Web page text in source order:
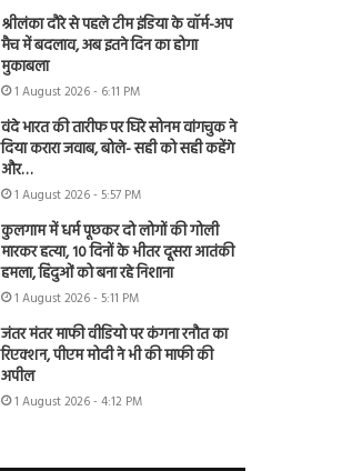
श्रीलंका दौरे से पहले टीम इंडिया के वॉर्म-अप
मैच में बदलाव, अब इतने दिन का होगा
मुकाबला
1 August 2026 - 6:11 PM
वंदे भारत की तारीफ पर घिरे सोनम वांगचुक ने
दिया करारा जवाब, बोले- सही को सही कहेंगे
और…
1 August 2026 - 5:57 PM
कुलगाम में धर्म पूछकर दो लोगों की गोली
मारकर हत्या, 10 दिनों के भीतर दूसरा आतंकी
हमला, हिंदुओं को बना रहे निशाना
1 August 2026 - 5:11 PM
जंतर मंतर माफी वीडियो पर कंगना रनौत का
रिएक्शन, पीएम मोदी ने भी की माफी की
अपील
1 August 2026 - 4:12 PM